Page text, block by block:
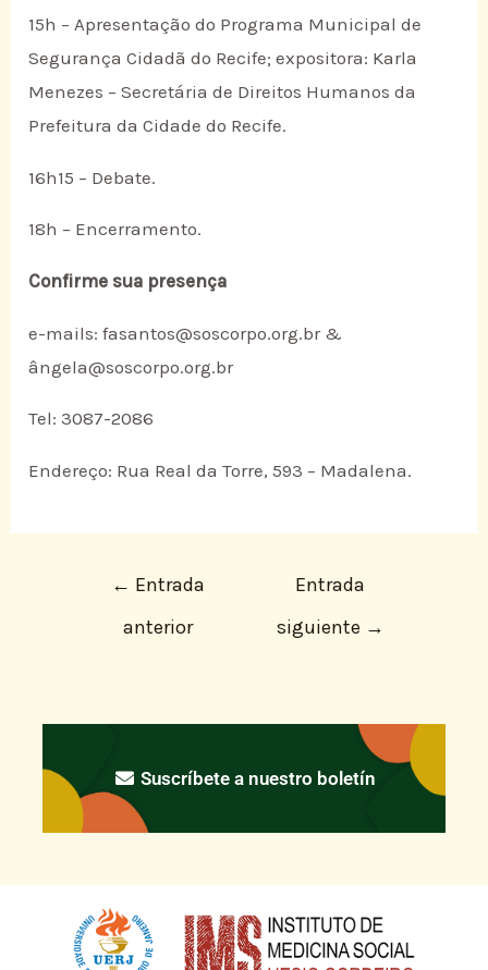
15h – Apresentação do Programa Municipal de
Segurança Cidadã do Recife; expositora: Karla
Menezes – Secretária de Direitos Humanos da
Prefeitura da Cidade do Recife.
16h15 – Debate.
18h – Encerramento.
Confirme sua presença
e-mails: fasantos@soscorpo.org.br &
ângela@soscorpo.org.br
Tel: 3087-2086
Endereço: Rua Real da Torre, 593 – Madalena.
← Entrada
anterior
Entrada
siguiente →
Suscríbete a nuestro boletín